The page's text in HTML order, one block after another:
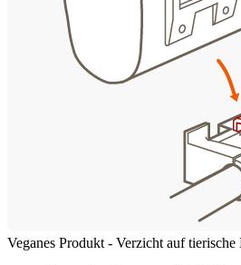
Veganes Produkt - Verzicht auf tierische